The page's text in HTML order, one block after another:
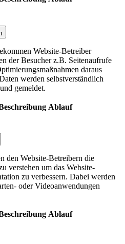
Website-Betreiber
der Besucher z.B. Seitenaufrufe
daraus
werden selbstverständlich
gemeldet.
Ablauf
den Website-Betreibern die
verstehen um das Website-
zu verbessern. Dabei werden
oder Videoanwendungen
Ablauf